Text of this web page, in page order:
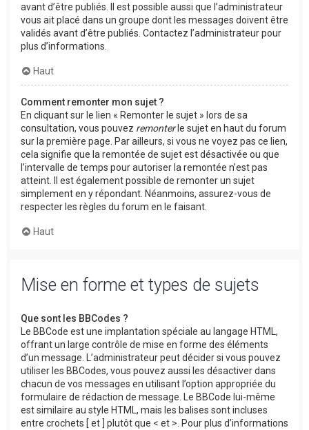
avant d’être publiés. Il est possible aussi que l’administrateur
vous ait placé dans un groupe dont les messages doivent être
validés avant d’être publiés. Contactez l’administrateur pour
plus d’informations.
Haut
Comment remonter mon sujet ?
En cliquant sur le lien « Remonter le sujet » lors de sa
consultation, vous pouvez remonterle sujet en haut du forum
sur la première page. Par ailleurs, si vous ne voyez pas ce lien,
cela signifie que la remontée de sujet est désactivée ou que
l’intervalle de temps pour autoriser la remontée n’est pas
atteint. Il est également possible de remonter un sujet
simplement en y répondant. Néanmoins, assurez-vous de
respecter les règles du forum en le faisant.
Haut
Mise en forme et types de sujets
Que sont les BBCodes ?
Le BBCode est une implantation spéciale au langage HTML,
offrant un large contrôle de mise en forme des éléments
d’un message. L’administrateur peut décider si vous pouvez
utiliser les BBCodes, vous pouvez aussi les désactiver dans
chacun de vos messages en utilisant l’option appropriée du
formulaire de rédaction de message. Le BBCode lui-même
est similaire au style HTML, mais les balises sont incluses
entre crochets [ et ] plutôt que < et >. Pour plus d’informations